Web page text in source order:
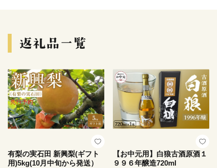
有梨の実石田 新興梨(ギフト
用)5kg(10月中旬から発送）
【お中元用】白狼古酒原酒１
９９６年醸造720ml